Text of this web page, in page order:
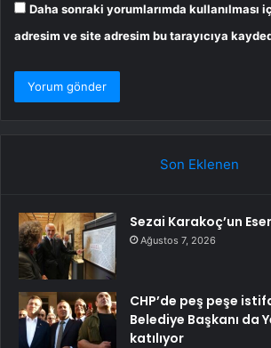
Daha sonraki yorumlarımda kullanılması
adresim ve site adresim bu tarayıcıya
Son Eklenen
Sezai Karakoç’un
Ağustos 7, 2026
CHP’de peş peşe
Belediye Başkanı da
katılıyor